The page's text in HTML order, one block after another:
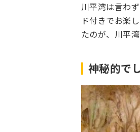
川平湾は言わ
ド付きでお楽
たのが、川平
神秘的で